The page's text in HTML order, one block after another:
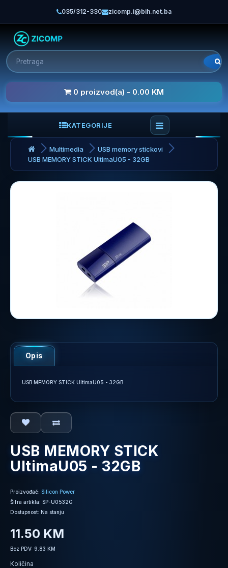
035/312-330 zicomp.i@bih.net.ba
0 proizvod(a) - 0.00 KM
KATEGORIJE
Multimedia
USB memory stickovi
USB MEMORY STICK UltimaU05 - 32GB
Opis
USB MEMORY STICK UltimaU05 - 32GB
USB MEMORY STICK
UltimaU05 - 32GB
Proizvođač: Silicon Power
Šifra artikla: SP-U0532G
Dostupnost: Na stanju
11.50 KM
Bez PDV: 9.83 KM
Količina